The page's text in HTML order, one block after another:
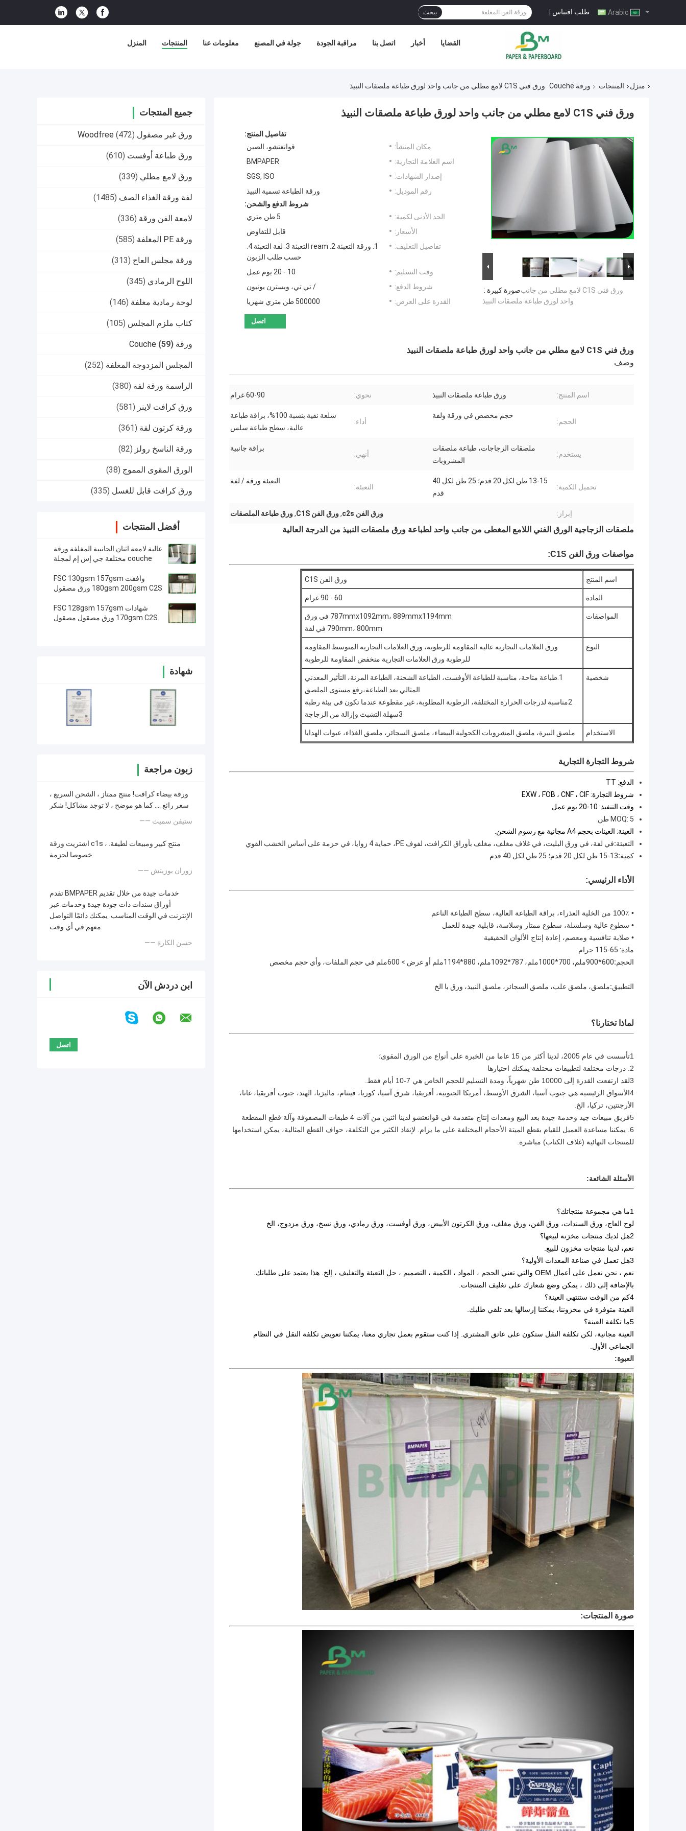
طلب اقتباس | يبحث
المنزل المنتجات معلومات عنا جولة في المصنع مراقبة الجودة اتصل بنا أخبار القضايا
منزل المنتجات ورقة Couche ورق فني C1S لامع مطلي من جانب واحد لورق طباعة ملصقات النبيذ
جميع المنتجات
ورق غير مصقول Woodfree (472)
ورق طباعة أوفست (610)
ورق لامع مطلي (339)
لفة ورقة الغذاء الصف (1485)
لامعة الفن ورقة (336)
ورقة PE المغلفة (585)
ورقة مجلس العاج (313)
اللوح الرمادي (345)
لوحة رمادية مغلفة (146)
كتاب ملزم المجلس (105)
ورقة Couche (59)
المجلس المزدوجة المغلفة (252)
الراسمة ورقة لفة (380)
ورق كرافت لاينر (581)
ورقة كرتون لفة (361)
ورقة الناسخ رولز (82)
الورق المقوى المموج (38)
ورق كرافت قابل للغسل (335)
أفضل المنتجات
عالية لامعة اثنان الجانبية المغلفة ورقة
couche مختلفة جي إس إم لمجلة
وافقت FSC 130gsm 157gsm
180gsm 200gsm C2S ورق مصقول
شهادات FSC 128gsm 157gsm
170gsm C2S ورق مصقول مصقول
شهادة
زبون مراجعة
ورقة بيضاء كرافت! منتج ممتاز ، الشحن السريع ،
سعر رائع .... كما هو موضح ، لا توجد مشاكل! شكر
—— ستيفن سميث
اشتريت ورقة c1s ، منتج كبير ومبيعات لطيفة.
خصوصا لحزمة.
—— زوران بوزيتش
تقدم BMPAPER خدمات جيدة من خلال تقديم
أوراق سندات ذات جودة جيدة وخدمات عبر
الإنترنت في الوقت المناسب. يمكنك دائمًا التواصل
معهم في أي وقت.
—— حسن الكارة
ابن دردش الآن
ورق فني C1S لامع مطلي من جانب واحد لورق طباعة ملصقات النبيذ
صورة كبيرة :ورق فني C1S لامع مطلي من جانب
واحد لورق طباعة ملصقات النبيذ
تفاصيل المنتج:
مكان المنشأ:
قوانغتشو، الصين
اسم العلامة التجارية:
BMPAPER
إصدار الشهادات:
SGS, ISO
رقم الموديل:
ورقة الطباعة تسمية النبيذ
شروط الدفع والشحن:
الحد الأدنى لكمية:
5 طن متري
الأسعار:
قابل للتفاوض
تفاصيل التغليف:
1. ورقة التعبئة 2. ream التعبئة 3. لفة التعبئة 4.
حسب طلب الزبون
وقت التسليم:
10 - 20 يوم عمل
شروط الدفع:
/ تي تي، ويسترن يونيون
القدرة على العرض:
500000 طن متري شهريا
اتصل
ورق فني C1S لامع مطلي من جانب واحد لورق طباعة ملصقات النبيذ
وصف
اسم المنتج: ورق طباعة ملصقات النبيذ نحوي: 60-90 غرام
الحجم:
حجم مخصص في ورقة ولفة
أداء:
سلعة نقية بنسبة 100%، براقة طباعة
عالية، سطح طباعة سلس
يستخدم:
ملصقات الزجاجات، طباعة ملصقات
المشروبات
أنهي:
براقة جانبية
تحميل الكمية:
13-15 طن لكل 20 قدم؛ 25 طن لكل 40
قدم
التعبئة:
التعبئة ورقة / لفة
إبراز: ورق الفن c2s ,ورق الفن C1S ,ورق طباعة الملصقات
ملصقات الزجاجية الورق الفني اللامع المغطى من جانب واحد لطباعة ورق ملصقات النبيذ من الدرجة العالية
مواصفات ورق الفن C1S:
اسم المنتج ورق الفن C1S
المادة 60 - 90 غرام
المواصفات
787mmx1092mm، 889mmx1194mm في ورق
790mm، 800mm في لفة
النوع
ورق العلامات التجارية عالية المقاومة للرطوبة، ورق العلامات التجارية المتوسط المقاومة
للرطوبة ورق العلامات التجارية منخفض المقاومة للرطوبة
شخصية
1.طباعة متاحة، مناسبة للطباعة الأوفست، الطباعة الشحنة، الطباعة المرنة، التأثير المعدني
المثالي بعد الطباعة،رفع مستوى الملصق
2مناسبة لدرجات الحرارة المختلفة، الرطوبة المطلوبة، غير مقطوعة عندما تكون في بيئة رطبة
3سهلة التشبث وإزالة من الزجاجة
الاستخدام ملصق البيرة، ملصق المشروبات الكحولية البيضاء، ملصق السجائر، ملصق الغذاء، عبوات الهدايا
شروط التجارة التجارية
الدفع: TT
شروط التجارة: EXW ، FOB ، CNF ، CIF
وقت التنفيذ: 10-20 يوم عمل
MOQ: 5 طن
العينة: العينات بحجم A4 مجانية مع رسوم الشحن.
التعبئة:في لفة، في ورق البليت، في غلاف مغلف، مغلف بأوراق الكرافت، لفوف PE، حماية 4 زوايا، في حزمة على أساس الخشب القوي
كمية:13-15 طن لكل 20 قدم؛ 25 طن لكل 40 قدم
الأداء الرئيسي:
• 100٪ من الخلية العذراء، براقة الطباعة العالية، سطح الطباعة الناعم
• سطوع عالية وسلسلة، سطوع ممتاز وسلاسة، قابلية جيدة للعمل
• صلابة تنافسية ومعصم، إعادة إنتاج الألوان الحقيقية
مادة: 65-115 جرام
الحجم:600*900ملم، 700*1000ملم، 787*1092ملم، 880*1194ملم أو عرض > 600ملم في حجم الملفات، وأي حجم مخصص
التطبيق:ملصق، ملصق علب، ملصق السجائر، ملصق النبيذ، ورق با الخ
لماذا تختارنا؟
1تأسست في عام 2005، لدينا أكثر من 15 عاما من الخبرة على أنواع من الورق المقوى؛
2. درجات مختلفة لتطبيقات مختلفة يمكنك اختيارها
3لقد ارتفعت القدرة إلى 10000 طن شهرياً، ومدة التسليم للحجم الخاص هي 7-10 أيام فقط.
4الأسواق الرئيسية هي جنوب آسيا، الشرق الأوسط، أمريكا الجنوبية، أفريقيا، شرق آسيا، كوريا، فيتنام، ماليزيا، الهند، جنوب أفريقيا، غانا،
الأرجنتين، تركيا، الخ.
5فريق مبيعات جيد وخدمة جيدة بعد البيع ومعدات إنتاج متقدمة في قوانغتشو لدينا اثنين من آلات 4 طبقات المصفوفة وآلة قطع المقطعة
6. يمكننا مساعدة العميل للقيام بقطع الميتة الأحجام المختلفة على ما يرام. لإنقاذ الكثير من التكلفة، حواف القطع المثالية، يمكن استخدامها
للمنتجات النهائية (غلاف الكتاب) مباشرة.
الأسئلة الشائعة:
1ما هي مجموعة منتجاتك؟
لوح العاج، ورق السندات، ورق الفن، ورق مغلف، ورق الكرتون الأبيض، ورق أوفست، ورق رمادي، ورق نسخ، ورق مزدوج، الخ
2هل لديك منتجات مخزنة لبيعها؟
نعم، لدينا منتجات مخزون للبيع.
3هل تعمل في صناعة المعدات الأولية؟
نعم ، نحن نعمل على أعمال OEM والتي تعني الحجم ، المواد ، الكمية ، التصميم ، حل التعبئة والتغليف ، إلخ. هذا يعتمد على طلباتك.
بالإضافة إلى ذلك ، يمكن وضع شعارك على تغليف المنتجات.
4كم من الوقت ستنتهي العينة؟
العينة متوفرة في مخزوننا، يمكننا إرسالها بعد تلقي طلبك.
5ما تكلفة العينة؟
العينة مجانية، لكن تكلفة النقل ستكون على عاتق المشتري. إذا كنت ستقوم بعمل تجاري معنا، يمكننا تعويض تكلفة النقل في النظام
الجماعي الأول.
العبوة:
صورة المنتجات: